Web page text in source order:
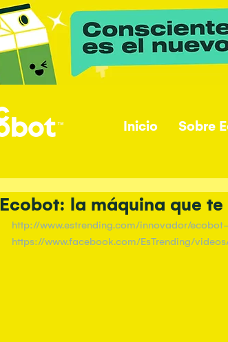
Inicio Sobre
Ecobot: la máquina que
http://www.estrending.com/innovador/
https://www.facebook.com/EsTrending/